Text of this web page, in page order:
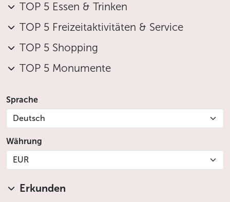
TOP 5 Essen & Trinken
TOP 5 Freizeitaktivitäten & Service
TOP 5 Shopping
TOP 5 Monumente
Sprache
Deutsch
Währung
EUR
Erkunden